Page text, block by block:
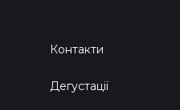
Контакти
Дегустації